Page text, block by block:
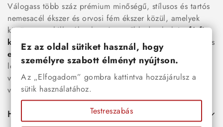
Válogass több száz prémium minőségű, stílusos és tartós
nemesacél ékszer és orvosi fém ékszer közül, amelyek
között megtalálhatók a legnépszerűbb darabok is:férfi
karkötők
, női nyakláncok , karikagyűrűk
és
esküvői kiegészítőkegyaránt. Webáruházunkban a
legújabb trendeket követő, mégis időtálló ékszerek közül
választhatsz – legyen szó ajándékról, mindennapi
viseletről vagy különleges alkalmakról.
Hasznos
Ez az oldal sütiket használ, hogy
személyre szabott élményt nyújtson.
Az „Elfogadom” gombra kattintva hozzájárulsz a
sütik használatához.
Testreszabás